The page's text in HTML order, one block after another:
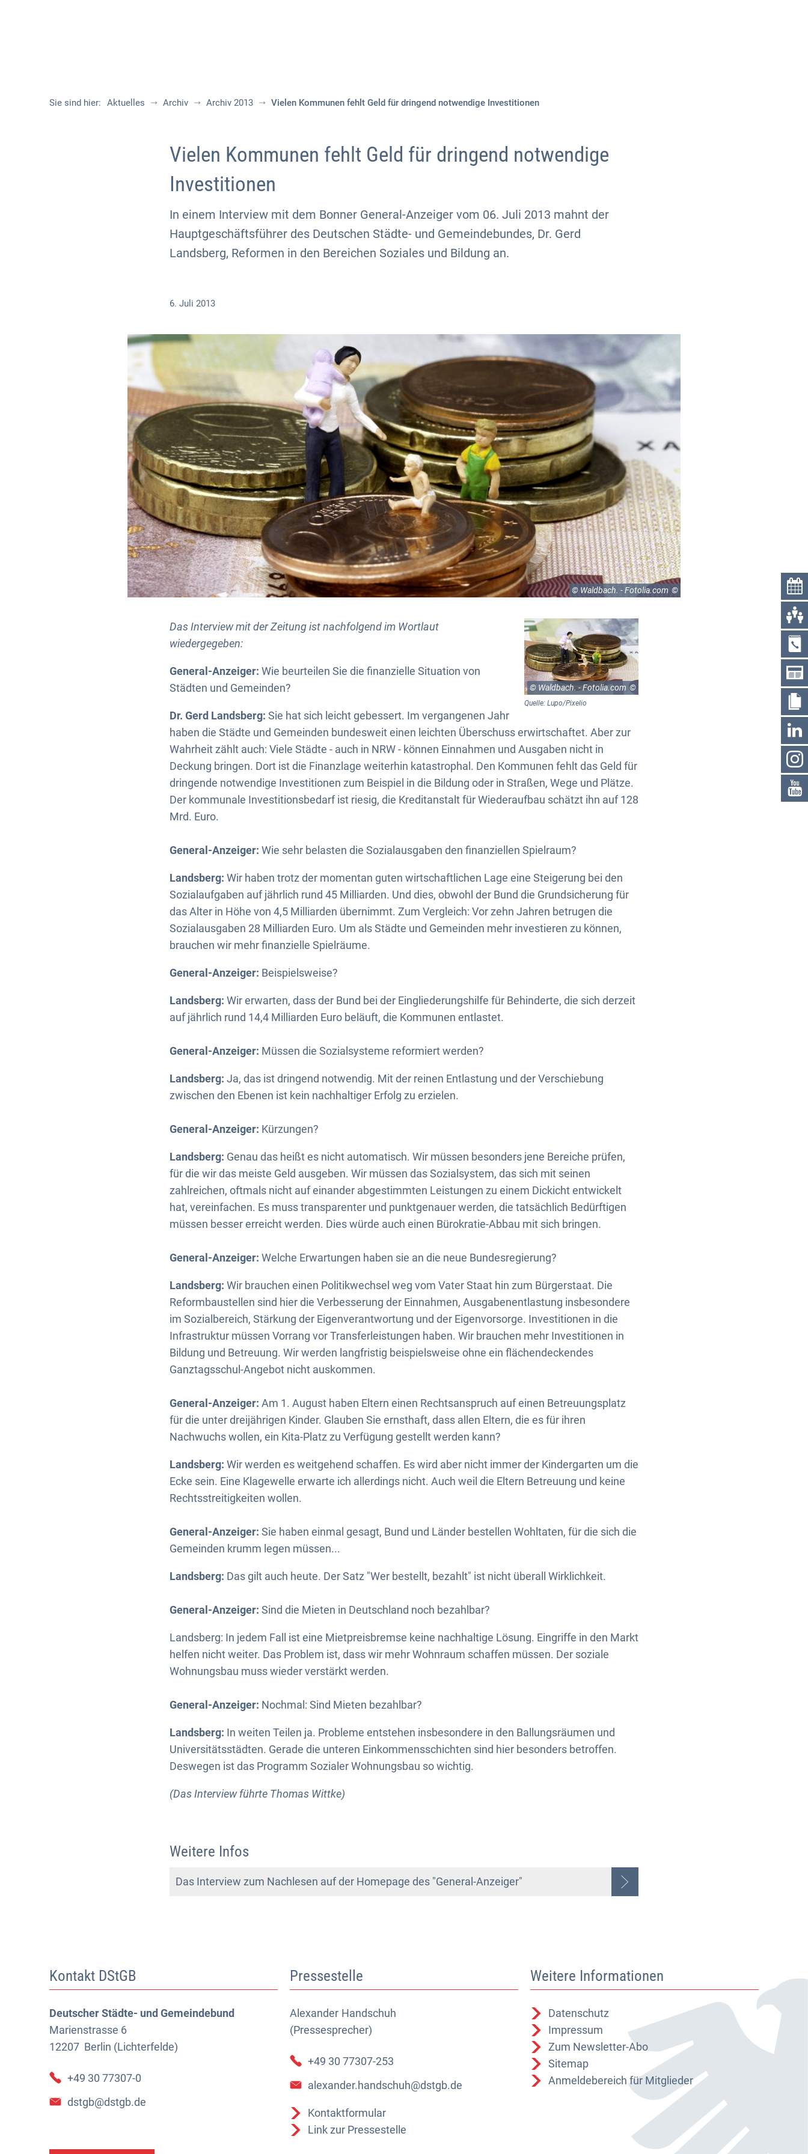
Sie sind hier: Aktuelles Archiv Archiv 2013 Vielen Kommunen fehlt Geld für dringend notwendige Investitionen
Vielen Kommunen fehlt Geld für dringend notwendige
Investitionen
In einem Interview mit dem Bonner General-Anzeiger vom 06. Juli 2013 mahnt der
Hauptgeschäftsführer des Deutschen Städte- und Gemeindebundes, Dr. Gerd
Landsberg, Reformen in den Bereichen Soziales und Bildung an.
6. Juli 2013
© Waldbach. - Fotolia.com
© Waldbach. - Fotolia.com
Quelle: Lupo/Pixelio
Das Interview mit der Zeitung ist nachfolgend im Wortlaut
wiedergegeben:
General-Anzeiger: Wie beurteilen Sie die finanzielle Situation von
Städten und Gemeinden?
Dr. Gerd Landsberg: Sie hat sich leicht gebessert. Im vergangenen Jahr
haben die Städte und Gemeinden bundesweit einen leichten Überschuss erwirtschaftet. Aber zur
Wahrheit zählt auch: Viele Städte - auch in NRW - können Einnahmen und Ausgaben nicht in
Deckung bringen. Dort ist die Finanzlage weiterhin katastrophal. Den Kommunen fehlt das Geld für
dringende notwendige Investitionen zum Beispiel in die Bildung oder in Straßen, Wege und Plätze.
Der kommunale Investitionsbedarf ist riesig, die Kreditanstalt für Wiederaufbau schätzt ihn auf 128
Mrd. Euro.
General-Anzeiger: Wie sehr belasten die Sozialausgaben den finanziellen Spielraum?
Landsberg: Wir haben trotz der momentan guten wirtschaftlichen Lage eine Steigerung bei den
Sozialaufgaben auf jährlich rund 45 Milliarden. Und dies, obwohl der Bund die Grundsicherung für
das Alter in Höhe von 4,5 Milliarden übernimmt. Zum Vergleich: Vor zehn Jahren betrugen die
Sozialausgaben 28 Milliarden Euro. Um als Städte und Gemeinden mehr investieren zu können,
brauchen wir mehr finanzielle Spielräume.
General-Anzeiger: Beispielsweise?
Landsberg: Wir erwarten, dass der Bund bei der Eingliederungshilfe für Behinderte, die sich derzeit
auf jährlich rund 14,4 Milliarden Euro beläuft, die Kommunen entlastet.
General-Anzeiger: Müssen die Sozialsysteme reformiert werden?
Landsberg: Ja, das ist dringend notwendig. Mit der reinen Entlastung und der Verschiebung
zwischen den Ebenen ist kein nachhaltiger Erfolg zu erzielen.
General-Anzeiger: Kürzungen?
Landsberg: Genau das heißt es nicht automatisch. Wir müssen besonders jene Bereiche prüfen,
für die wir das meiste Geld ausgeben. Wir müssen das Sozialsystem, das sich mit seinen
zahlreichen, oftmals nicht auf einander abgestimmten Leistungen zu einem Dickicht entwickelt
hat, vereinfachen. Es muss transparenter und punktgenauer werden, die tatsächlich Bedürftigen
müssen besser erreicht werden. Dies würde auch einen Bürokratie-Abbau mit sich bringen.
General-Anzeiger: Welche Erwartungen haben sie an die neue Bundesregierung?
Landsberg: Wir brauchen einen Politikwechsel weg vom Vater Staat hin zum Bürgerstaat. Die
Reformbaustellen sind hier die Verbesserung der Einnahmen, Ausgabenentlastung insbesondere
im Sozialbereich, Stärkung der Eigenverantwortung und der Eigenvorsorge. Investitionen in die
Infrastruktur müssen Vorrang vor Transferleistungen haben. Wir brauchen mehr Investitionen in
Bildung und Betreuung. Wir werden langfristig beispielsweise ohne ein flächendeckendes
Ganztagsschul-Angebot nicht auskommen.
General-Anzeiger: Am 1. August haben Eltern einen Rechtsanspruch auf einen Betreuungsplatz
für die unter dreijährigen Kinder. Glauben Sie ernsthaft, dass allen Eltern, die es für ihren
Nachwuchs wollen, ein Kita-Platz zu Verfügung gestellt werden kann?
Landsberg: Wir werden es weitgehend schaffen. Es wird aber nicht immer der Kindergarten um die
Ecke sein. Eine Klagewelle erwarte ich allerdings nicht. Auch weil die Eltern Betreuung und keine
Rechtsstreitigkeiten wollen.
General-Anzeiger: Sie haben einmal gesagt, Bund und Länder bestellen Wohltaten, für die sich die
Gemeinden krumm legen müssen...
Landsberg: Das gilt auch heute. Der Satz "Wer bestellt, bezahlt" ist nicht überall Wirklichkeit.
General-Anzeiger: Sind die Mieten in Deutschland noch bezahlbar?
Landsberg: In jedem Fall ist eine Mietpreisbremse keine nachhaltige Lösung. Eingriffe in den Markt
helfen nicht weiter. Das Problem ist, dass wir mehr Wohnraum schaffen müssen. Der soziale
Wohnungsbau muss wieder verstärkt werden.
General-Anzeiger: Nochmal: Sind Mieten bezahlbar?
Landsberg: In weiten Teilen ja. Probleme entstehen insbesondere in den Ballungsräumen und
Universitätsstädten. Gerade die unteren Einkommensschichten sind hier besonders betroffen.
Deswegen ist das Programm Sozialer Wohnungsbau so wichtig.
(Das Interview führte Thomas Wittke)
Weitere Infos
Das Interview zum Nachlesen auf der Homepage des "General-Anzeiger"
Kontakt DStGB
Deutscher Städte- und Gemeindebund
Marienstrasse 6
12207 Berlin (Lichterfelde)
+49 30 77307-0
dstgb@dstgb.de
Pressestelle
Alexander Handschuh
(Pressesprecher)
Alexander Handschuh (Pressesprecher)
+49 30 77307-253
alexander.handschuh@dstgb.de
Kontaktformular
Link zur Pressestelle
Weitere Informationen
Datenschutz
Impressum
Zum Newsletter-Abo
Sitemap
Anmeldebereich für Mitglieder